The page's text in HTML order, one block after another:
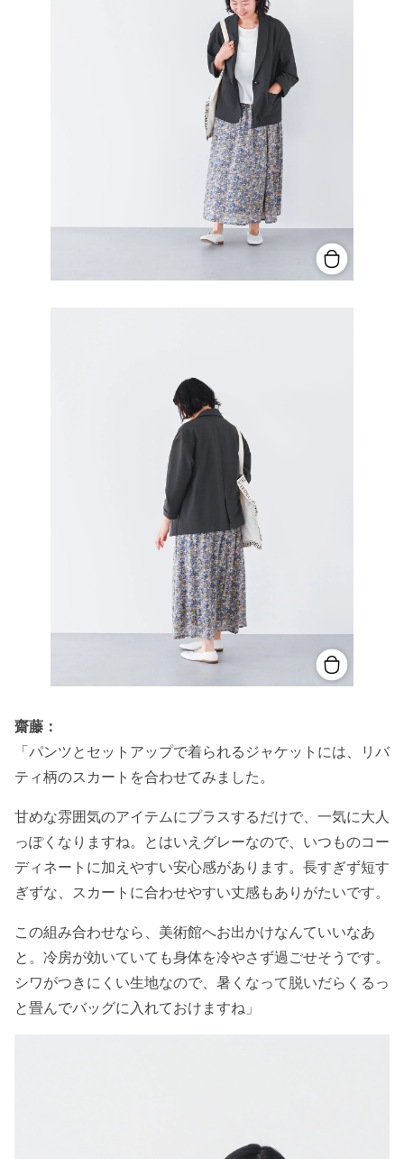
齋藤：
「パンツとセットアップで着られるジャケットには、リバ
ティ柄のスカートを合わせてみました。
甘めな雰囲気のアイテムにプラスするだけで、一気に大人
っぽくなりますね。とはいえグレーなので、いつものコー
ディネートに加えやすい安心感があります。長すぎず短す
ぎずな、スカートに合わせやすい丈感もありがたいです。
この組み合わせなら、美術館へお出かけなんていいなあ
と。冷房が効いていても身体を冷やさず過ごせそうです。
シワがつきにくい生地なので、暑くなって脱いだらくるっ
と畳んでバッグに入れておけますね」